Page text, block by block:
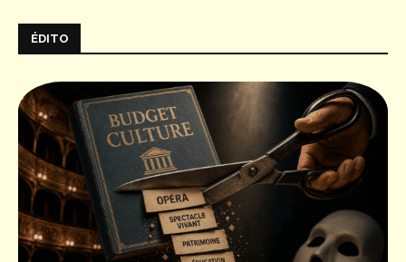
ÉDITO